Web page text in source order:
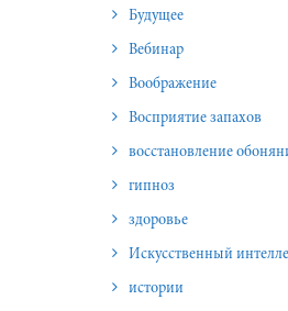
Будущее
Вебинар
Воображение
Восприятие запахов
восстановление
гипноз
здоровье
Искусственный
истории